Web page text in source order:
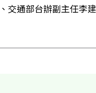
交通部台辦副主任李